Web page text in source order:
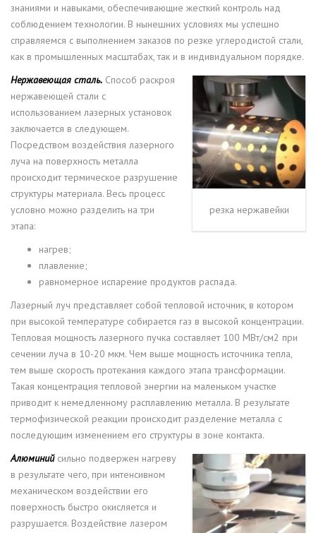
знаниями и навыками, обеспечивающие жесткий контроль над
соблюдением технологии. В нынешних условиях мы успешно
справляемся с выполнением заказов по резке углеродистой стали,
как в промышленных масштабах, так и в индивидуальном порядке.
резка нержавейки
Нержавеющая сталь. Способ раскроя
нержавеющей стали с
использованием лазерных установок
заключается в следующем.
Посредством воздействия лазерного
луча на поверхность металла
происходит термическое разрушение
структуры материала. Весь процесс
условно можно разделить на три
этапа:
нагрев;
плавление;
равномерное испарение продуктов распада.
Лазерный луч представляет собой тепловой источник, в котором
при высокой температуре собирается газ в высокой концентрации.
Тепловая мощность лазерного пучка составляет 100 МВт/см2 при
сечении луча в 10-20 мкм. Чем выше мощность источника тепла,
тем выше скорость протекания каждого этапа трансформации.
Такая концентрация тепловой энергии на маленьком участке
приводит к немедленному расплавлению металла. В результате
термофизической реакции происходит разделение металла с
последующим изменением его структуры в зоне контакта.
Алюминий сильно подвержен нагреву
в результате чего, при интенсивном
механическом воздействии его
поверхность быстро окисляется и
разрушается. Воздействие лазером